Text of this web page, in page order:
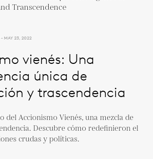
- MAY 23, 2022
vienés: Una
única de
y trascendencia
del Accionismo Vienés, una mezcla de
Descubre cómo redefinieron el
crudas y políticas.